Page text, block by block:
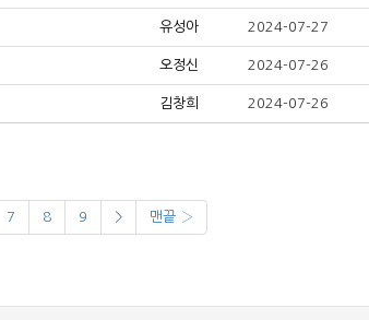
유성아 2024-07-27
오정신 2024-07-26
김창희 2024-07-26
7 8 9 > 맨끝 ›